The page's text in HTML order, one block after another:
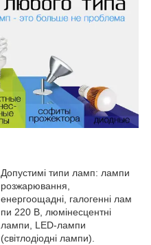
Допустимі типи ламп: лампи
розжарювання,
енергоощадні, галогенні лам
пи 220 В, люмінесцентні
лампи, LED-лампи
(світлодіодні лампи).